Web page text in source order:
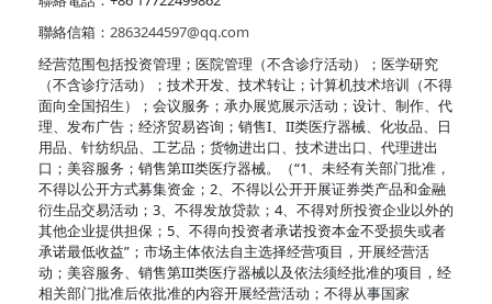
聯絡信箱： 2863244597@qq.com
经营范围包括投资管理；医院管理（不含诊疗活动）；医学研究
（不含诊疗活动）；技术开发、技术转让；计算机技术培训（不得
面向全国招生）；会议服务；承办展览展示活动；设计、制作、代
理、发布广告；经济贸易咨询；销售I、II类医疗器械、化妆品、日
用品、针纺织品、工艺品；货物进出口、技术进出口、代理进出
口；美容服务；销售第III类医疗器械。（“1、未经有关部门批准，
不得以公开方式募集资金；2、不得以公开开展证券类产品和金融
衍生品交易活动；3、不得发放贷款；4、不得对所投资企业以外的
其他企业提供担保；5、不得向投资者承诺投资本金不受损失或者
承诺最低收益”；市场主体依法自主选择经营项目，开展经营活
动；美容服务、销售第III类医疗器械以及依法须经批准的项目，经
相关部门批准后依批准的内容开展经营活动；不得从事国家